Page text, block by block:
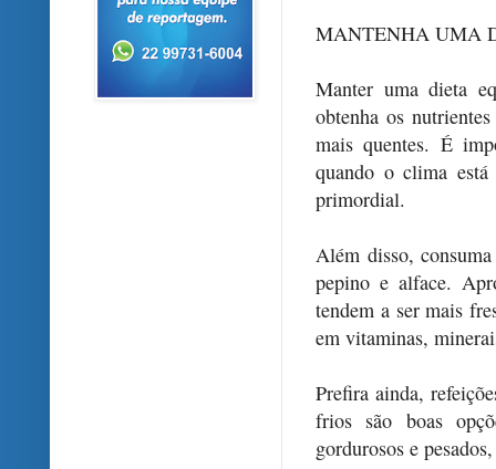
MANTENHA UMA
Manter uma dieta
obtenha os
mais quentes. É
quando o clima
primordial.
Além disso,
pepino e alface.
tendem a ser mais
em vitaminas,
Prefira ainda,
frios são boas
gordurosos e